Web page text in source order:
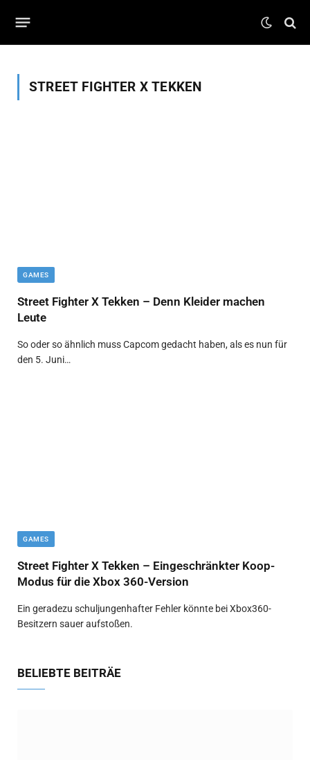
STREET FIGHTER X TEKKEN
GAMES
Street Fighter X Tekken – Denn Kleider machen
Leute
So oder so ähnlich muss Capcom gedacht haben, als es nun für
den 5. Juni…
GAMES
Street Fighter X Tekken – Eingeschränkter Koop-
Modus für die Xbox 360-Version
Ein geradezu schuljungenhafter Fehler könnte bei Xbox360-
Besitzern sauer aufstoßen.
BELIEBTE BEITRÄE